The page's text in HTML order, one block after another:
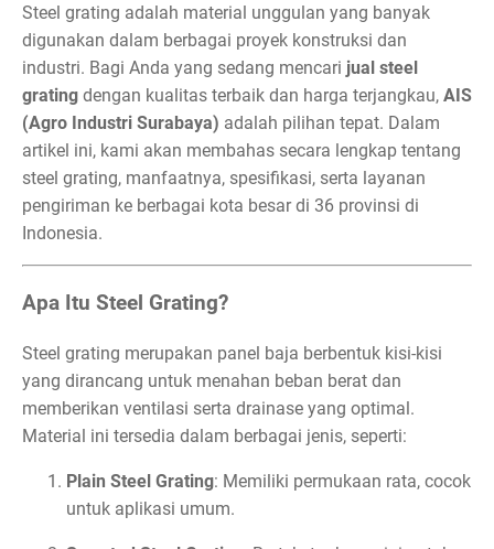
Steel grating adalah material unggulan yang banyak
digunakan dalam berbagai proyek konstruksi dan
industri. Bagi Anda yang sedang mencari jual steel
grating dengan kualitas terbaik dan harga terjangkau, AIS
(Agro Industri Surabaya) adalah pilihan tepat. Dalam
artikel ini, kami akan membahas secara lengkap tentang
steel grating, manfaatnya, spesifikasi, serta layanan
pengiriman ke berbagai kota besar di 36 provinsi di
Indonesia.
Apa Itu Steel Grating?
Steel grating merupakan panel baja berbentuk kisi-kisi
yang dirancang untuk menahan beban berat dan
memberikan ventilasi serta drainase yang optimal.
Material ini tersedia dalam berbagai jenis, seperti:
Plain Steel Grating: Memiliki permukaan rata, cocok
untuk aplikasi umum.